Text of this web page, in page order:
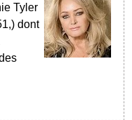
Tyler
dont